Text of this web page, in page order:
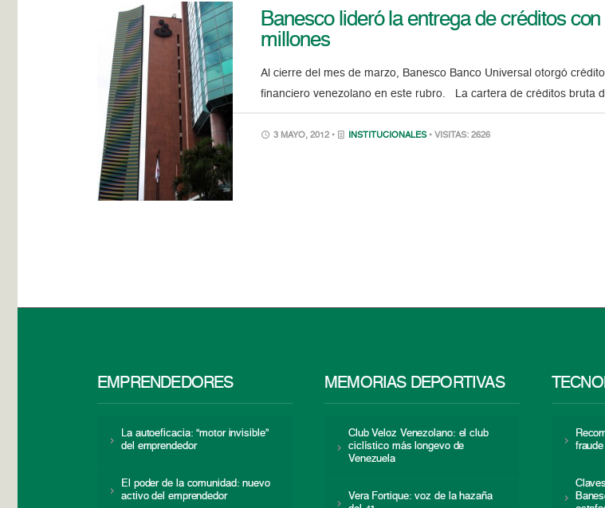
Banesco lideró la entrega de créditos
millones
Al cierre del mes de marzo, Banesco Banco Universal otorgó
financiero venezolano en este rubro. La cartera de créditos bruta
3 MAYO, 2012 • INSTITUCIONALES • VISITAS: 2626
EMPRENDEDORES
La autoeficacia: “motor invisible”
del emprendedor
El poder de la comunidad: nuevo
activo del emprendedor
MEMORIAS DEPORTIVAS
Club Veloz Venezolano: el club
ciclístico más longevo de
Venezuela
Vera Fortique: voz de la hazaña